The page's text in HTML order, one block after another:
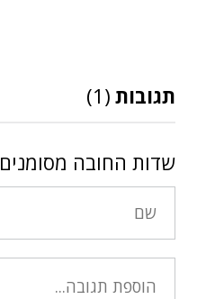
תגובות (1)
שדות החובה מסומנים